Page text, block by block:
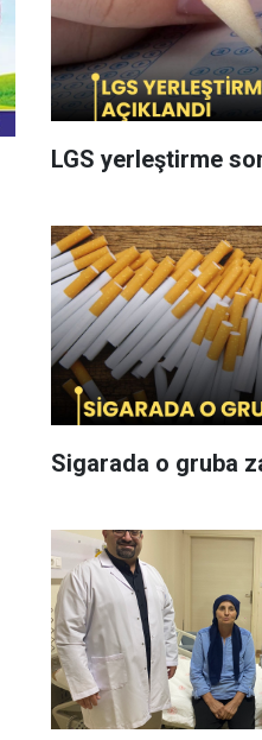
LGS yerleştirme
Sigarada o gruba